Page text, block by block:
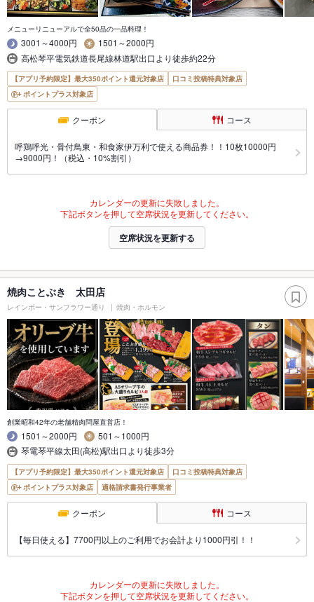
メニューリニューアルで全50品の一品料理！
3001～4000円
1501～2000円
高松琴平電気鉄道長尾線林道駅出口より徒歩約22分
【アプリ予約限定】最大350ポイント還元対象店
口コミ投稿特典対象店
ポイントプラス対象店
クーポン コース
呼鶏呼光・骨付鳥東・和食家伊万利で使える商品券！！10枚10000円
→9000円！（税込・10%割引）
カレンダーの更新に失敗しました。
下記ボタンを押して空席状況を更新してください。
空席状況を更新する
焼肉ことぶき 太田店
レインボー・サンフラワー通り 焼肉・ホルモン
創業昭和42年の老舗精肉問屋直営店！
1501～2000円
501～1000円
琴電琴平線太田(高松)駅出口より徒歩3分
【アプリ予約限定】最大350ポイント還元対象店
口コミ投稿特典対象店
ポイントプラス対象店
適格請求書発行事業者
クーポン コース
【毎日使える】7700円以上のご利用でお会計より1000円引！！
カレンダーの更新に失敗しました。
下記ボタンを押して空席状況を更新してください。